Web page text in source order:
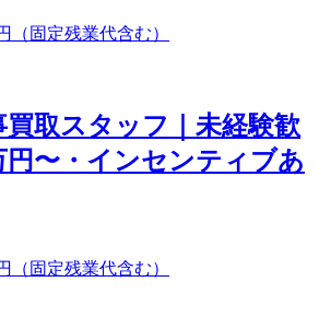
（固定残業代含む）
買取スタッフ｜未経験歓
円〜・インセンティブあ
（固定残業代含む）